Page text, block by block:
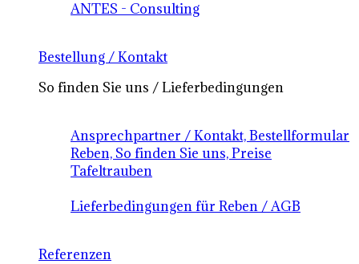
ANTES - Consulting
Bestellung / Kontakt
So finden Sie uns / Lieferbedingungen
Ansprechpartner / Kontakt, Bestellformular
Reben, So finden Sie uns, Preise
Tafeltrauben
Lieferbedingungen für Reben / AGB
Referenzen